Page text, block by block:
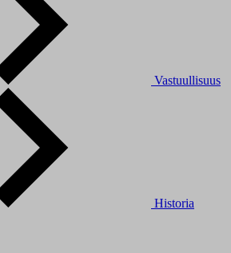
Vastuullisuus
Historia